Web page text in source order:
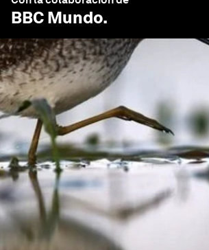
BBC Mundo.